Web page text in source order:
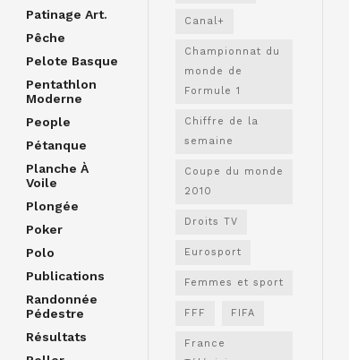
Patinage Art.
Pêche
Pelote Basque
Pentathlon
Moderne
People
Pétanque
Planche À
Voile
Plongée
Poker
Polo
Publications
Randonnée
Pédestre
Résultats
Canal+
Championnat du
monde de
Formule 1
Chiffre de la
semaine
Coupe du monde
2010
Droits TV
Eurosport
Femmes et sport
FFF FIFA
France